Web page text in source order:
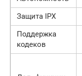
Защита IPX
Поддержка
кодеков